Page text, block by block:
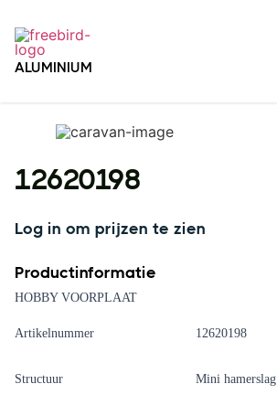
ALUMINIUM
12620198
Log in om prijzen te zien
Productinformatie
HOBBY VOORPLAAT
Artikelnummer 12620198
Structuur Mini hamerslag